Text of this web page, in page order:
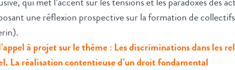
une réflexion prospective sur la formation de collectifs
à projet sur le thème : Les discriminations dans les
La réalisation contentieuse d’un droit fondamental